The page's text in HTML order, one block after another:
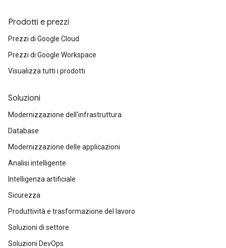
Prodotti e prezzi
Prezzi di Google Cloud
Prezzi di Google Workspace
Visualizza tutti i prodotti
Soluzioni
Modernizzazione dell'infrastruttura
Database
Modernizzazione delle applicazioni
Analisi intelligente
Intelligenza artificiale
Sicurezza
Produttività e trasformazione del lavoro
Soluzioni di settore
Soluzioni DevOps